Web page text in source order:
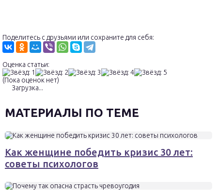
Поделитесь с друзьями или сохраните для себя:
Оценка статьи:
(Пока оценок нет)
Загрузка...
МАТЕРИАЛЫ ПО ТЕМЕ
Как женщине победить кризис 30 лет:
советы психологов